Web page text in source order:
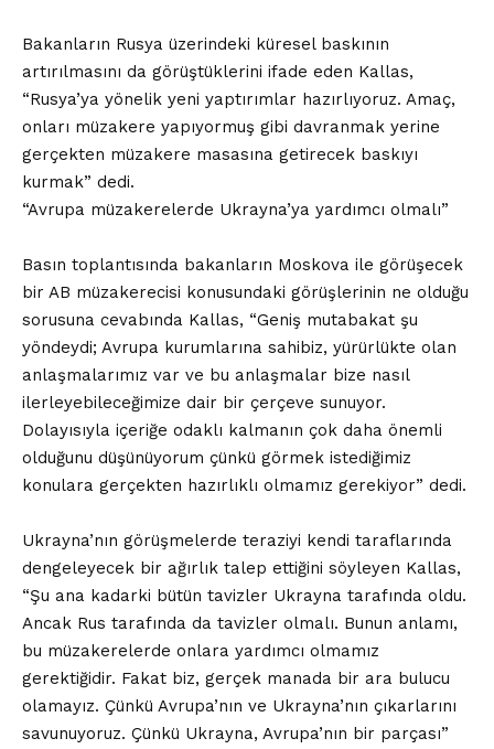
Bakanların Rusya üzerindeki küresel baskının
artırılmasını da görüştüklerini ifade eden Kallas,
“Rusya’ya yönelik yeni yaptırımlar hazırlıyoruz. Amaç,
onları müzakere yapıyormuş gibi davranmak yerine
gerçekten müzakere masasına getirecek baskıyı
kurmak” dedi.
“Avrupa müzakerelerde Ukrayna’ya yardımcı olmalı”
Basın toplantısında bakanların Moskova ile görüşecek
bir AB müzakerecisi konusundaki görüşlerinin ne olduğu
sorusuna cevabında Kallas, “Geniş mutabakat şu
yöndeydi; Avrupa kurumlarına sahibiz, yürürlükte olan
anlaşmalarımız var ve bu anlaşmalar bize nasıl
ilerleyebileceğimize dair bir çerçeve sunuyor.
Dolayısıyla içeriğe odaklı kalmanın çok daha önemli
olduğunu düşünüyorum çünkü görmek istediğimiz
konulara gerçekten hazırlıklı olmamız gerekiyor” dedi.
Ukrayna’nın görüşmelerde teraziyi kendi taraflarında
dengeleyecek bir ağırlık talep ettiğini söyleyen Kallas,
“Şu ana kadarki bütün tavizler Ukrayna tarafında oldu.
Ancak Rus tarafında da tavizler olmalı. Bunun anlamı,
bu müzakerelerde onlara yardımcı olmamız
gerektiğidir. Fakat biz, gerçek manada bir ara bulucu
olamayız. Çünkü Avrupa’nın ve Ukrayna’nın çıkarlarını
savunuyoruz. Çünkü Ukrayna, Avrupa’nın bir parçası”